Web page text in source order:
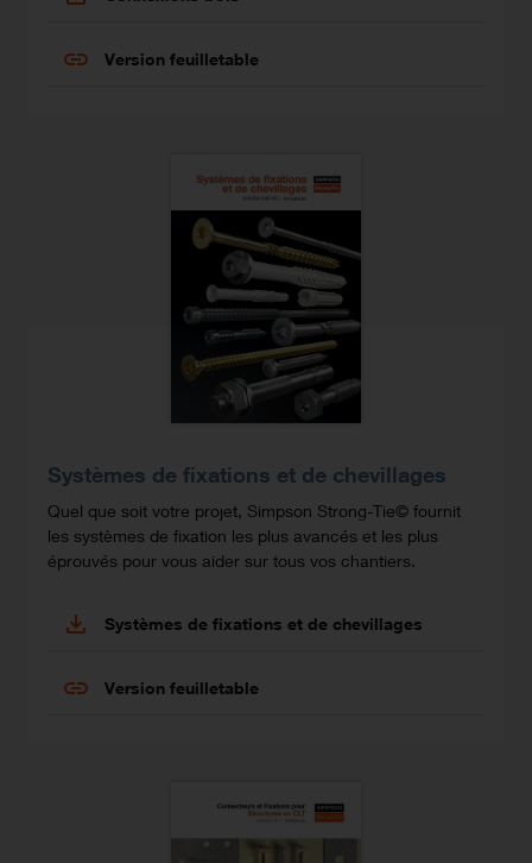
Version feuilletable
Systèmes de fixations et de chevillages
Quel que soit votre projet, Simpson Strong-Tie© fournit
les systèmes de fixation les plus avancés et les plus
éprouvés pour vous aider sur tous vos chantiers.
Systèmes de fixations et de chevillages
Version feuilletable